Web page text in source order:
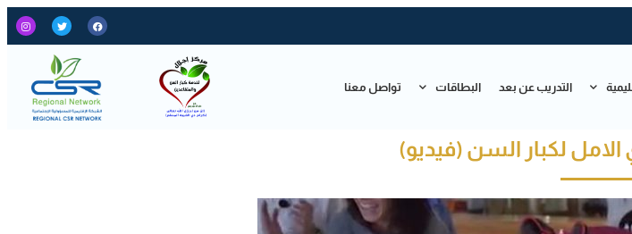
التدريب عن بعد البطاقات تواصل معنا
الامل لكبار السن (فيديو)